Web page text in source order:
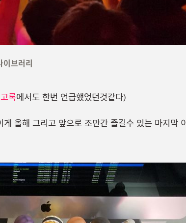
브러리
록에서도 한번 언급했었던것같다)
올해 그리고 앞으로 조만간 즐길수 있는 마지막 이